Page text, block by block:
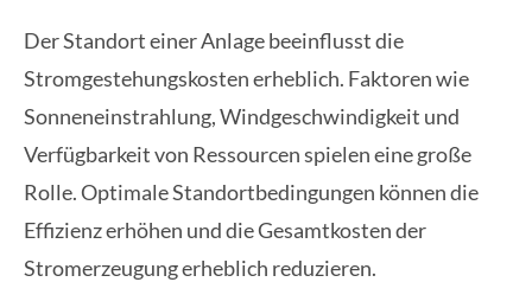
Der Standort einer Anlage beeinflusst die
Stromgestehungskosten erheblich. Faktoren wie
Sonneneinstrahlung, Windgeschwindigkeit und
Verfügbarkeit von Ressourcen spielen eine große
Rolle. Optimale Standortbedingungen können die
Effizienz erhöhen und die Gesamtkosten der
Stromerzeugung erheblich reduzieren.